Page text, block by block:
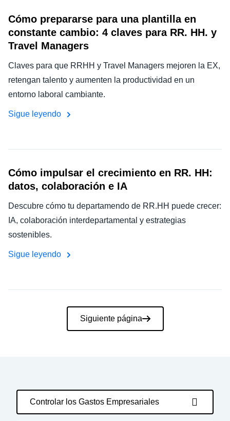
Cómo prepararse para una plantilla en
constante cambio: 4 claves para RR. HH. y
Travel Managers
Claves para que RRHH y Travel Managers mejoren la EX,
retengan talento y aumenten la productividad en un
entorno laboral cambiante.
Sigue leyendo
Cómo impulsar el crecimiento en RR. HH:
datos, colaboración e IA
Descubre cómo tu departamendo de RR.HH puede crecer:
IA, colaboración interdepartamental y estrategias
sostenibles.
Sigue leyendo
Siguiente página
Controlar los Gastos Empresariales